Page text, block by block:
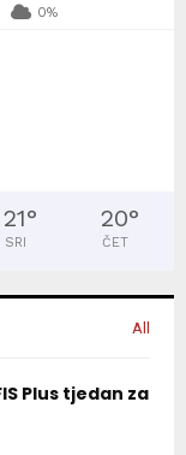
0%
21°
SRI
20°
ČET
All
Plus tjedan za